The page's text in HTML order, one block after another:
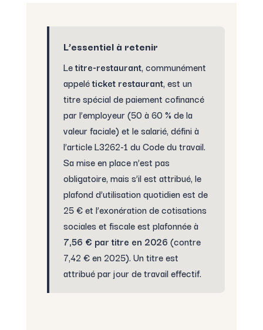
L’essentiel à retenir
Letitre-restaurant, communément
appeléticket restaurant, est un
titre spécial de paiement cofinancé
par l’employeur (50 à 60 % de la
valeur faciale) et le salarié, défini à
l’article L3262-1 du Code du travail.
Sa mise en place n’est pas
obligatoire, mais s’il est attribué, le
plafond d’utilisation quotidien est de
25 € et l’exonération de cotisations
sociales et fiscale est plafonnée à
7,56 € par titre en 2026 (contre
7,42 € en 2025). Un titre est
attribué par jour de travail effectif.